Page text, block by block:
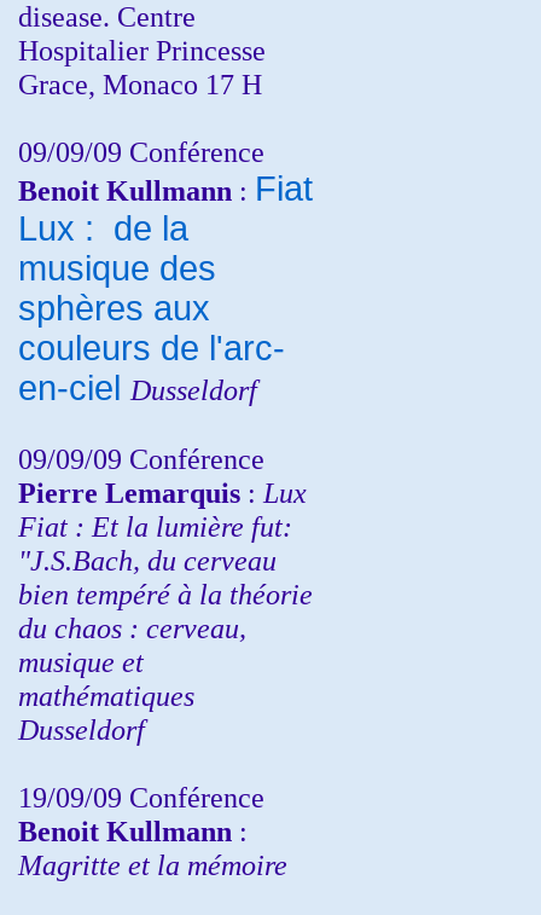
disease. Centre
Hospitalier Princesse
Grace, Monaco 17 H
09/09/09 Conférence
Benoit Kullmann : Fiat
Lux : de la
musique des
sphères aux
couleurs de l'arc-
en-ciel Dusseldorf
09/09/09 Conférence
Pierre Lemarquis : Lux
Fiat : Et la lumière fut:
"J.S.Bach, du cerveau
bien tempéré à la théorie
du chaos : cerveau,
musique et
mathématiques
Dusseldorf
19/09/09 Conférence
Benoit Kullmann :
Magritte et la mémoire